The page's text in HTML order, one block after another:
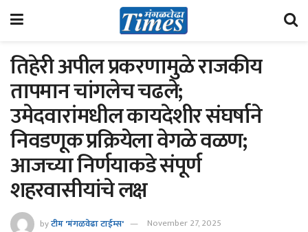
तिहेरी अपील प्रकरणामुळे राजकीय
तापमान चांगलेच चढले;
उमेदवारांमधील कायदेशीर संघर्षाने
निवडणूक प्रक्रियेला वेगळे वळण;
आजच्या निर्णयाकडे संपूर्ण
शहरवासीयांचे लक्ष
byटीम 'मंगळवेढा टाईम्स' November 27, 2025